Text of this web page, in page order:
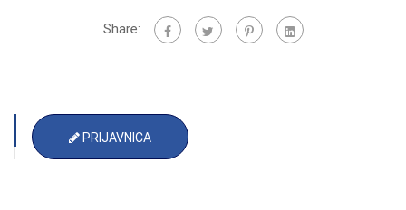
Share:
PRIJAVNICA